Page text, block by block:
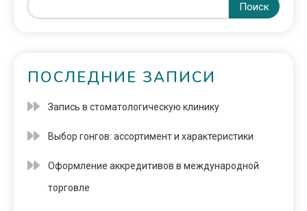
Поиск
ПОСЛЕДНИЕ ЗАПИСИ
Запись в стоматологическую клинику
Выбор гонгов: ассортимент и характеристики
Оформление аккредитивов в международной
торговле